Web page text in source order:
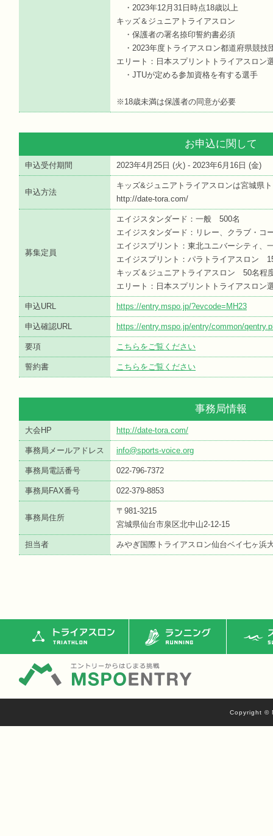
・2023年12月31日時点18歳以上
キッズ＆ジュニアトライアスロン
・保護者の署名捺印誓約書必須
・2023年度トライアスロン都道府県競技
エリート：日本スプリントトライアスロン
・JTUが定める参加資格を有する選手
※18歳未満は保護者の同意が必要
お申込に関して
申込受付期間 2023年4月25日 (火) - 2023年6月16日 (金)
申込方法
キッズ&ジュニアトライアスロンは宮城県
http://date-tora.com/
募集定員
エイジスタンダード：一般 500名
エイジスタンダード：リレー、クラブ・
エイジスプリント：東北ユニバーシティ
エイジスプリント：パラトライアスロン
キッズ＆ジュニアトライアスロン 50名程
エリート：日本スプリントトライアスロ
申込URL https://entry.mspo.jp/?evcode=MH23
申込確認URL https://entry.mspo.jp/entry/common/
要項 こちらをご覧ください
誓約書 こちらをご覧ください
事務局情報
大会HP http://date-tora.com/
事務局メールアドレス info@sports-voice.org
事務局電話番号 022-796-7372
事務局FAX番号 022-379-8853
事務局住所
〒981-3215
宮城県仙台市泉区北中山2-12-15
担当者 みやぎ国際トライアスロン仙台ベイ七ヶ浜
トライアスロン ランニング ス
Copyright ©